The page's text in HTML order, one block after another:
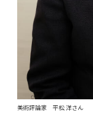
美術評論家 平松 洋さん